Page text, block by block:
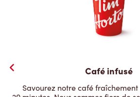
Café infusé
Savourez notre café fraîchement